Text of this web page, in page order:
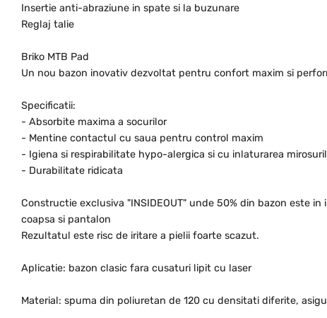
Insertie anti-abraziune in spate si la buzunare
Reglaj talie
Briko MTB Pad
Un nou bazon inovativ dezvoltat pentru confort maxim si
Specificatii:
- Absorbite maxima a socurilor
- Mentine contactul cu saua pentru control maxim
- Igiena si respirabilitate hypo-alergica si cu inlaturarea
- Durabilitate ridicata
Constructie exclusiva "INSIDEOUT" unde 50% din bazon este
coapsa si pantalon
Rezultatul este risc de iritare a pielii foarte scazut.
Aplicatie: bazon clasic fara cusaturi lipit cu laser
Material: spuma din poliuretan de 120 cu densitati diferite,